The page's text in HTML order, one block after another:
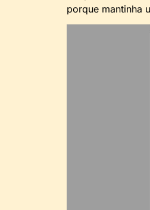
porque mantinha